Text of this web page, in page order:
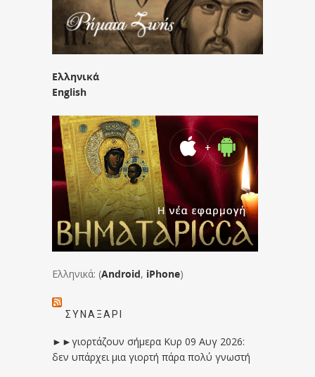
Ελληνικά
English
Ελληνικά: (Android, iPhone)
ΣΥΝΑΞΆΡΙ
►►γιορτάζουν σήμερα Κυρ 09 Αυγ 2026:
δεν υπάρχει μια γιορτή πάρα πολύ γνωστή